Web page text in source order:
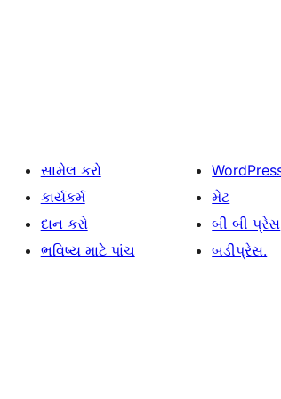
સામેલ કરો
કાર્યકર્મ
દાન કરો
ભવિષ્ય માટે પાંચ
મેટ
બી બી પ્રેસ
બડીપ્રેસ.